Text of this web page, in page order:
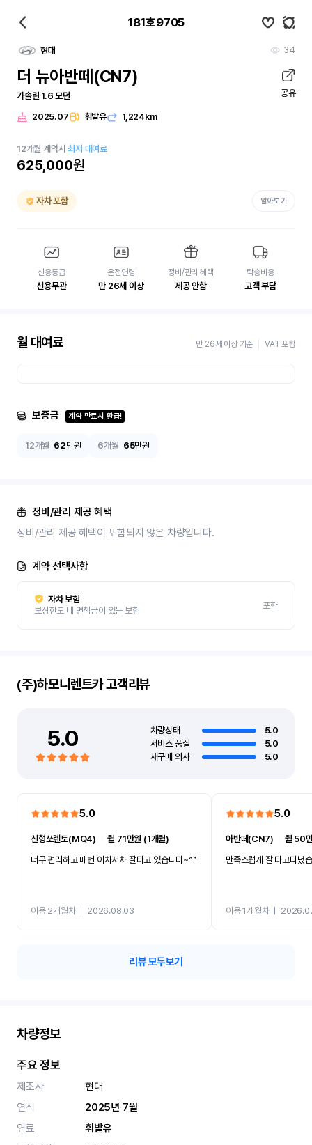
181호9705
현대 34
더 뉴아반떼(CN7)
가솔린 1.6 모던 공유
2025.07 휘발유 1,224km
12개월 계약시최저 대여료
625,000원
자차 포함 알아보기
신용등급
신용무관
운전연령
만 26세 이상
정비/관리 혜택
제공 안함
탁송비용
고객 부담
월 대여료 만 26세 이상 기준 VAT 포함
보증금 계약 만료시 환급!
12개월 62만원 6개월 65만원
정비/관리 제공 혜택
정비/관리 제공 혜택이 포함되지 않은 차량입니다.
계약 선택사항
자차 보험
보상한도 내 면책금이 있는 보험
포함
(주)하모니렌트카고객리뷰
5.0 차량상태
5.0
서비스 품질
5.0
재구매 의사
5.0
5.0
신형쏘렌토(MQ4) ㅣ월 71만원 (1개월)
너무 편리하고 매번 이차저차 잘타고 있습니다~^^
이용 2개월차ㅣ 2026.08.03
5.0
아반떼(CN7)
월 50
만족스럽게 잘 타고다녔
이용 1개월차ㅣ
리뷰 모두보기
차량정보
주요 정보
제조사
현대
연식
2025년 7월
연료
휘발유